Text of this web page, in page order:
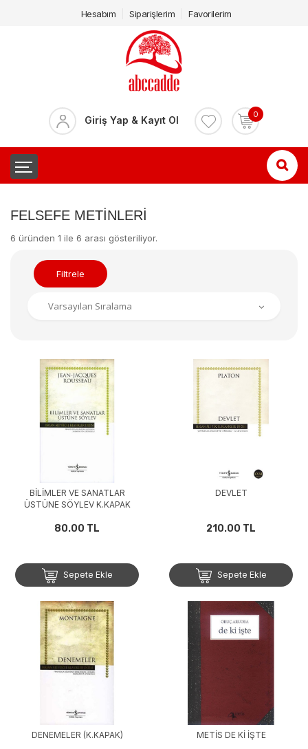
Hesabım Siparişlerim Favorilerim
Giriş Yap & Kayıt Ol 0
FELSEFE METINLERI
6 üründen 1 ile 6 arası gösteriliyor.
Filtrele
BİLİMLER VE SANATLAR
ÜSTÜNE SÖYLEV K.KAPAK
80.00 TL
Sepete Ekle
DEVLET
210.00 TL
Sepete Ekle
DENEMELER (K.KAPAK) METİS DE Kİ İŞTE